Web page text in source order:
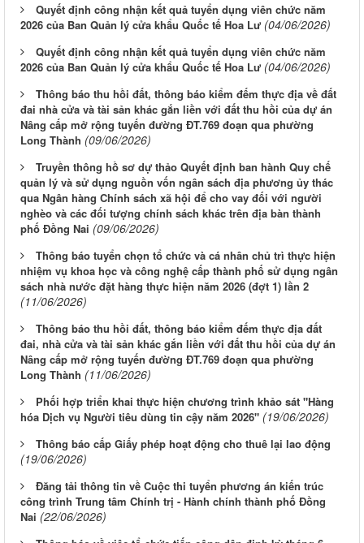
Quyết định công nhận kết quả tuyển dụng viên chức năm
2026 của Ban Quản lý cửa khẩu Quốc tế Hoa Lư (04/06/2026)
Quyết định công nhận kết quả tuyển dụng viên chức năm
2026 của Ban Quản lý cửa khẩu Quốc tế Hoa Lư (04/06/2026)
Thông báo thu hồi đất, thông báo kiểm đếm thực địa về đất
đai nhà cửa và tài sản khác gắn liền với đất thu hồi của dự án
Nâng cấp mở rộng tuyến đường ĐT.769 đoạn qua phường
Long Thành (09/06/2026)
Truyền thông hồ sơ dự thảo Quyết định ban hành Quy chế
quản lý và sử dụng nguồn vốn ngân sách địa phương ủy thác
qua Ngân hàng Chính sách xã hội để cho vay đối với người
nghèo và các đối tượng chính sách khác trên địa bàn thành
phố Đồng Nai (09/06/2026)
Thông báo tuyển chọn tổ chức và cá nhân chủ trì thực hiện
nhiệm vụ khoa học và công nghệ cấp thành phố sử dụng ngân
sách nhà nước đặt hàng thực hiện năm 2026 (đợt 1) lần 2
(11/06/2026)
Thông báo thu hồi đất, thông báo kiểm đếm thực địa đất
đai, nhà cửa và tài sản khác gắn liền với đất thu hồi của dự án
Nâng cấp mở rộng tuyến đường ĐT.769 đoạn qua phường
Long Thành (11/06/2026)
Phối hợp triển khai thực hiện chương trình khảo sát "Hàng
hóa Dịch vụ Người tiêu dùng tin cậy năm 2026" (19/06/2026)
Thông báo cấp Giấy phép hoạt động cho thuê lại lao động
(19/06/2026)
Đăng tải thông tin về Cuộc thi tuyển phương án kiến trúc
công trình Trung tâm Chính trị - Hành chính thành phố Đồng
Nai (22/06/2026)